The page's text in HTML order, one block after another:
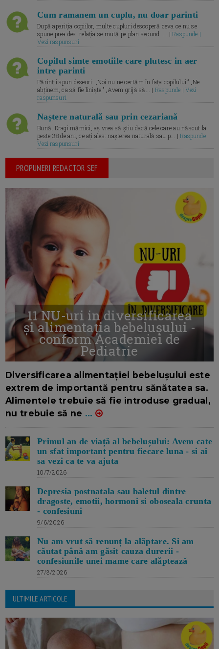
Cum ramanem un cuplu, nu doar parinti
După apariția copiilor, multe cupluri descoperă ceva ce nu se
spune prea des: relația se mută pe plan secund. ... |Raspunde |
Vezi raspunsuri
Copilul simte emotiile care plutesc in aer
intre parinti
Părinții spun deseori: „Noi nu ne certăm în fața copilului.” „Ne
abținem, ca să fie liniște.” „Avem grijă să... | Raspunde | Vezi
raspunsuri
Naștere naturală sau prin cezariană
Bună, Dragi mămici, aș vrea să știu dacă cele care au născut la
peste 38 de ani, ce ați ales: nașterea naturală sau p... |Raspunde |
Vezi raspunsuri
PROPUNERI REDACTOR SEF
11 NU-uri in diversificarea
și alimentația bebelușului -
conform Academiei de
Pediatrie
Diversificarea alimentației bebelușului este
extrem de importantă pentru sănătatea sa.
Alimentele trebuie să fie introduse gradual,
nu trebuie să ne ...
Primul an de viață al bebelușului: Avem cate
un sfat important pentru fiecare luna - si ai
sa vezi ca te va ajuta
10/7/2026
Depresia postnatala sau baletul dintre
dragoste, emotii, hormoni si oboseala crunta
- confesiuni
9/6/2026
Nu am vrut să renunț la alăptare. Si am
căutat până am găsit cauza durerii -
confesiunile unei mame care alăptează
27/3/2026
ULTIMILE ARTICOLE